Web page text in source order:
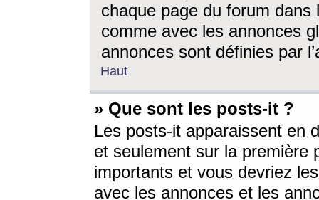
chaque page du forum dans
comme avec les annonces
annonces sont définies par
Haut
» Que sont les posts-it ?
Les posts-it apparaissent en
et seulement sur la première
importants et vous devriez
avec les annonces et les